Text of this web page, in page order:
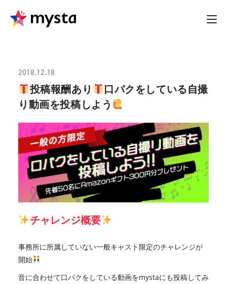
2018.12.18
投稿報酬あり
口パクをしている自撮
り動画を投稿しよう
チャレンジ概要
事務所に所属していない一般キャスト限定のチャレンジが
開始
音に合わせて口パクをしている動画をmystaにも投稿してみ